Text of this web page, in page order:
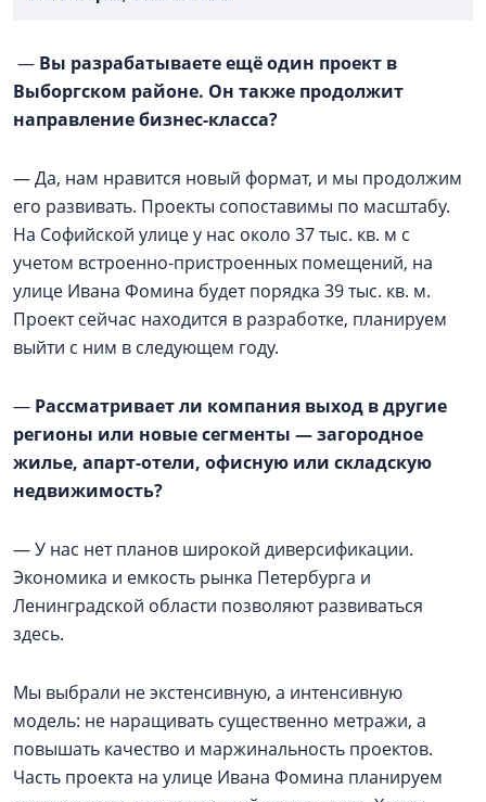
— Вы разрабатываете ещё один проект в
Выборгском районе. Он также продолжит
направление бизнес-класса?
— Да, нам нравится новый формат, и мы продолжим
его развивать. Проекты сопоставимы по масштабу.
На Софийской улице у нас около 37 тыс. кв. м с
учетом встроенно-пристроенных помещений, на
улице Ивана Фомина будет порядка 39 тыс. кв. м.
Проект сейчас находится в разработке, планируем
выйти с ним в следующем году.
— Рассматривает ли компания выход в другие
регионы или новые сегменты — загородное
жилье, апарт-отели, офисную или складскую
недвижимость?
— У нас нет планов широкой диверсификации.
Экономика и емкость рынка Петербурга и
Ленинградской области позволяют развиваться
здесь.
Мы выбрали не экстенсивную, а интенсивную
модель: не наращивать существенно метражи, а
повышать качество и маржинальность проектов.
Часть проекта на улице Ивана Фомина планируем